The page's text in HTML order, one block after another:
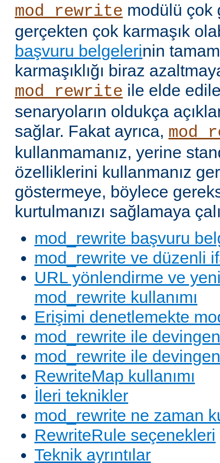
mod_rewrite modülü çok
gerçekten çok karmaşık
başvuru belgelerinin
karmaşıklığı biraz
mod_rewrite ile elde
senaryoların oldukça
sağlar. Fakat ayrıca,
kullanmamanız, yerine
özelliklerini kullanmanız
göstermeye, böylece
kurtulmanızı sağlamaya
mod_rewrite başvuru
mod_rewrite ve düzenli
URL yönlendirme ve
mod_rewrite kullanımı
Erişimi denetlemekte
mod_rewrite ile
mod_rewrite ile
RewriteMap kullanımı
İleri teknikler
mod_rewrite ne zaman
RewriteRule seçenekleri
Teknik ayrıntılar